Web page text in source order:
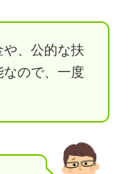
、公的な扶
ので、一度